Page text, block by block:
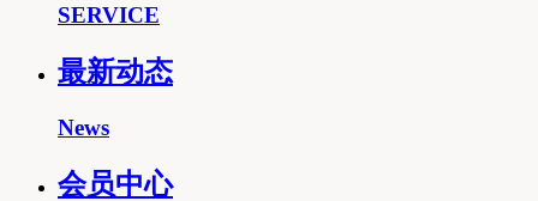
SERVICE
最新动态
News
会员中心